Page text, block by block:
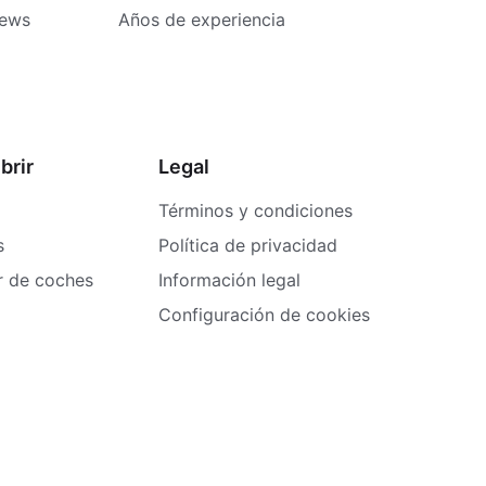
Años de experiencia
de coches
Legal
Términos y condiciones
Política de privacidad
Información legal
Configuración de cookies